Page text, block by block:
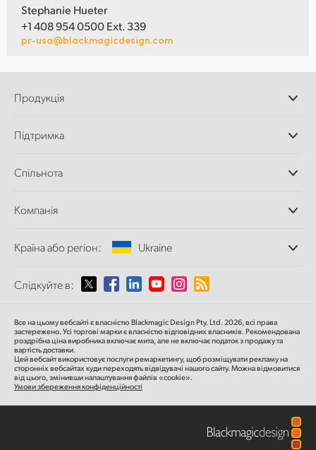
Stephanie Hueter
+1 408 954 0500 Ext. 339
pr-usa@blackmagicdesign.com
Продукція
Додатки DaVinci
Відеомікшери ATEM
Дискові рекордери
та відтворення
Перетворення форматів
Мовні конвертери
Мережеве сховище
MultiView
Маршрутизація та розподіл
Стрімінг та кодування
Підтримка
Центр підтримки
Спільнота
Компанія
Про нас
Медіа
Країна або регіон: Ukraine
Виберіть вашу країну або регіон
Australia
Austria
Слідкуйте в:
Все на цьому вебсайті є власністю Blackmagic Design Pty. Ltd. 2026, всі права
застережено.Усі торгові марки є власністю відповідних власників.Рекомендована
роздрібна цінавиробника включає мита, але не включає податок з продажу та
вартість доставки.
Цей вебсайт використовує послуги ремаркетингу, щоб розміщувати рекламу на
сторонніх вебсайтах куди переходять відвідувачі нашого сайту. Можна відмовитися
від цього, змінивши налаштування файлів «cookie».
Умови збереження конфіденційності